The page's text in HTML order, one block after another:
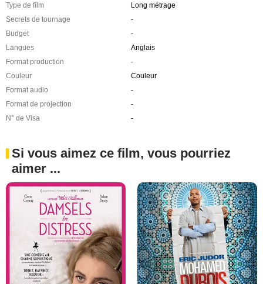
Type de film
Long métrage
Secrets de tournage
-
Budget
-
Langues
Anglais
Format production
-
Couleur
Couleur
Format audio
-
Format de projection
-
N° de Visa
-
Si vous aimez ce film, vous pourriez
aimer ...